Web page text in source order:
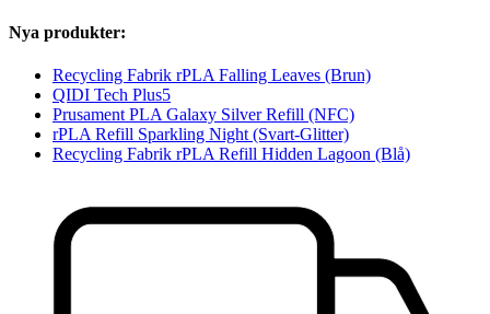
Nya produkter:
Recycling Fabrik rPLA Falling Leaves (Brun)
QIDI Tech Plus5
Prusament PLA Galaxy Silver Refill (NFC)
rPLA Refill Sparkling Night (Svart-Glitter)
Recycling Fabrik rPLA Refill Hidden Lagoon (Blå)